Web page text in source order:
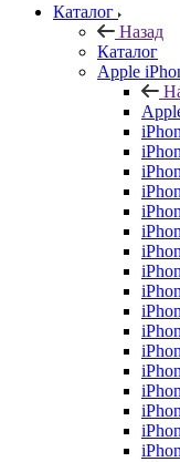
Каталог
Назад
Каталог
Apple